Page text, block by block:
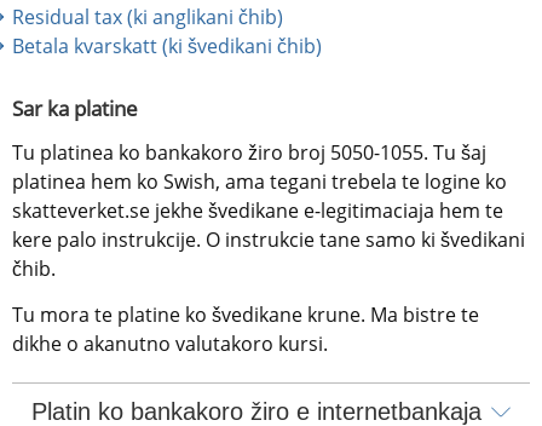
Residual tax (ki anglikani čhib)
Betala kvarskatt (ki švedikani čhib)
Sar ka platine
Tu platinea ko bankakoro žiro broj 5050-1055. Tu šaj
platinea hem ko Swish, ama tegani trebela te logine ko
skatteverket.se jekhe švedikane e-legitimaciaja hem te
kere palo instrukcije. O instrukcie tane samo ki švedikani
čhib.
Tu mora te platine ko švedikane krune. Ma bistre te
dikhe o akanutno valutakoro kursi.
Platin ko bankakoro žiro e internetbankaja